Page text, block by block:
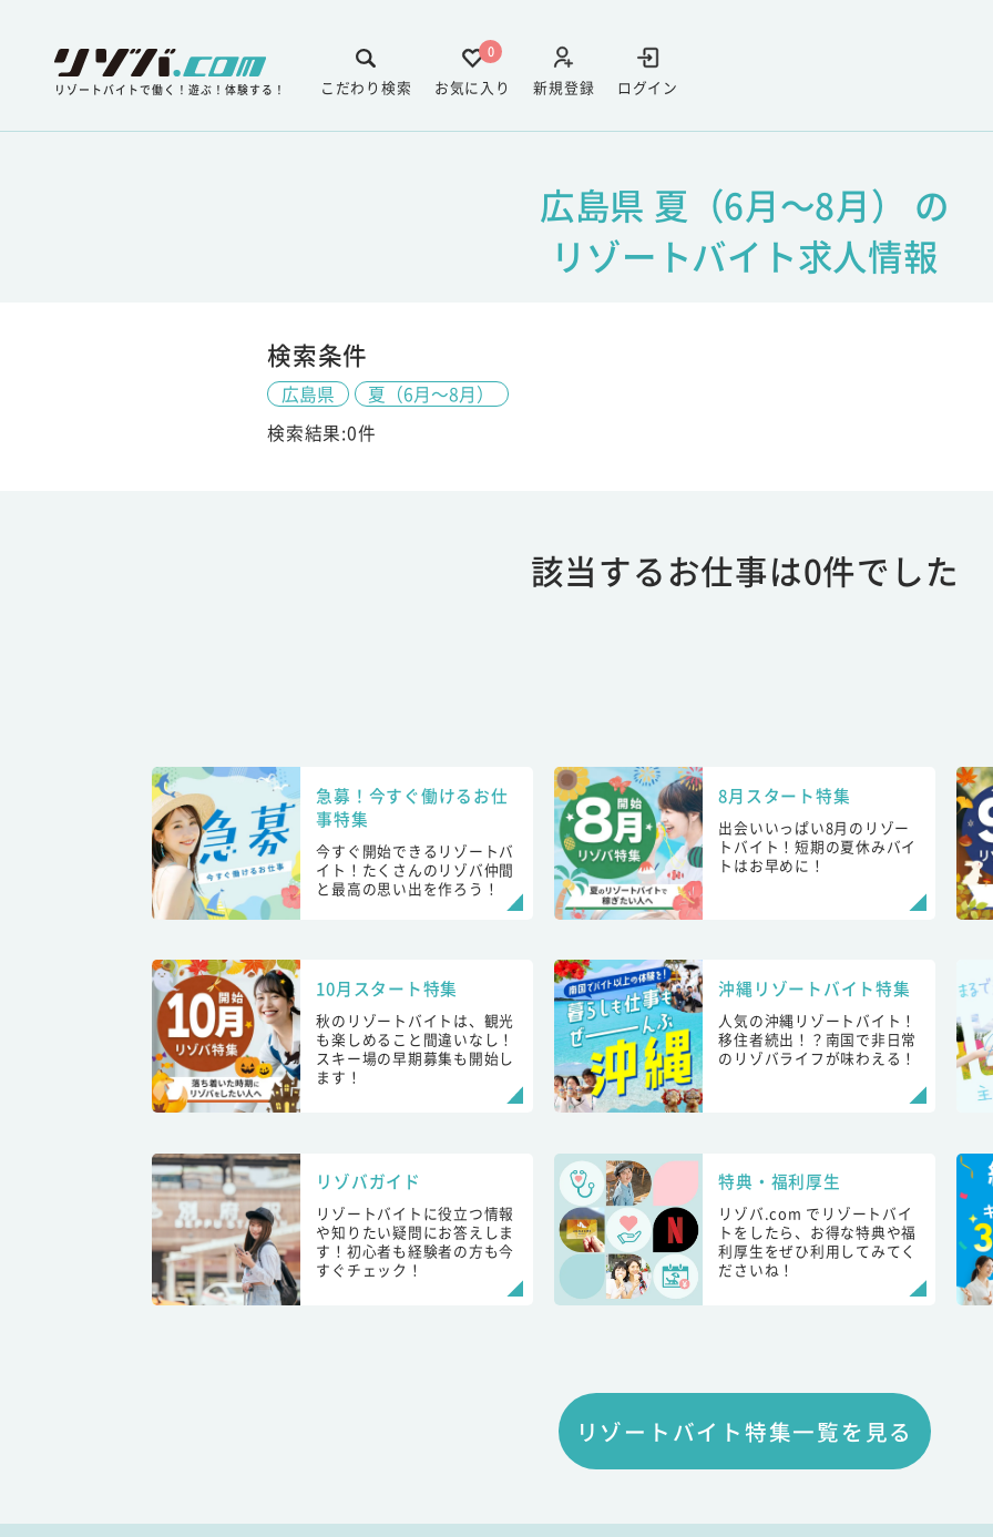
リゾートバイトで働く！遊ぶ！体験する！ ログイン
新規登録
0
お気に入り
こだわり検索
広島県 夏（6月～8月） の
リゾートバイト求人情報
検索条件
広島県
夏（6月～8月）
検索結果:0件
該当するお仕事は0件でした
急募！今すぐ働けるお仕
事特集
今すぐ開始できるリゾートバ
イト！たくさんのリゾバ仲間
と最高の思い出を作ろう！
8月スタート特集
出会いいっぱい8月のリゾー
トバイト！短期の夏休みバイ
トはお早めに！
10月スタート特集
秋のリゾートバイトは、観光
も楽しめること間違いなし！
スキー場の早期募集も開始し
ます！
沖縄リゾートバイト特集
人気の沖縄リゾートバイト！
移住者続出！？南国で非日常
のリゾバライフが味わえる！
リゾバガイド
リゾートバイトに役立つ情報
や知りたい疑問にお答えしま
す！初心者も経験者の方も今
すぐチェック！
特典・福利厚生
リゾバ.com でリゾートバイ
トをしたら、お得な特典や福
利厚生をぜひ利用してみてく
ださいね！
リゾートバイト特集一覧を見る